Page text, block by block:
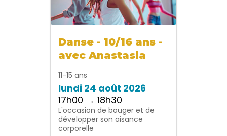
Danse - 10/16 ans -
avec Anastasia
11-15 ans
lundi 24 août 2026
17h00 → 18h30
L'occasion de bouger et de
développer son aisance
corporelle